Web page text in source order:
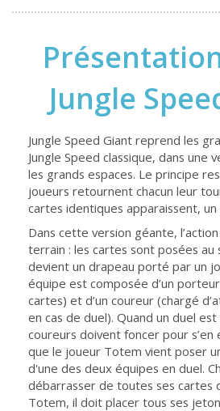
Jungle
Jungle Speed Giant reprend les
Jungle Speed classique, dans une
les grands espaces. Le principe
joueurs retournent chacun leur
cartes identiques apparaissent, un
Dans cette version géante,
terrain : les cartes sont posées
devient un drapeau porté par un
équipe est composée d’un
cartes) et d’un coureur (chargé
en cas de duel). Quand un duel
coureurs doivent foncer pour
que le joueur Totem vient poser
d'une des deux équipes en duel.
débarrasser de toutes ses cartes
Totem, il doit placer tous ses